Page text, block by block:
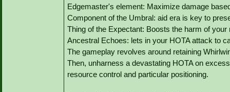
Edgemaster's element: Maximize damage
Component of the Umbral: aid era is key to
Thing of the Expectant: Boosts the harm of
Ancestral Echoes: lets in your HOTA attack to
The gameplay revolves around retaining
Then, unharness a devastating HOTA on
resource control and particular positioning.